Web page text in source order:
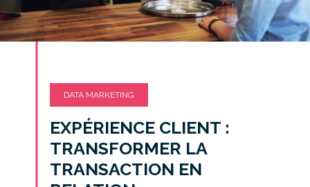
DATA MARKETING
EXPÉRIENCE CLIENT :
TRANSFORMER LA
TRANSACTION EN